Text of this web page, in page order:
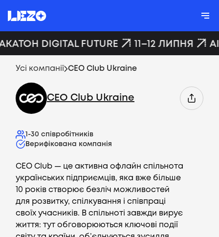
DIGITAL FUTURE 11–12 ЛИПНЯ
Усі компанії CEO Club Ukraine
CEO Club Ukraine
1-30 співробітників
Верифікована компанія
CEO Club — це активна офлайн спільнота
українських підприємців, яка вже більше
10 років створює безліч можливостей
для розвитку, спілкування і співпраці
своїх учасників. В спільноті завжди вирує
життя: тут обговорюються ключові події